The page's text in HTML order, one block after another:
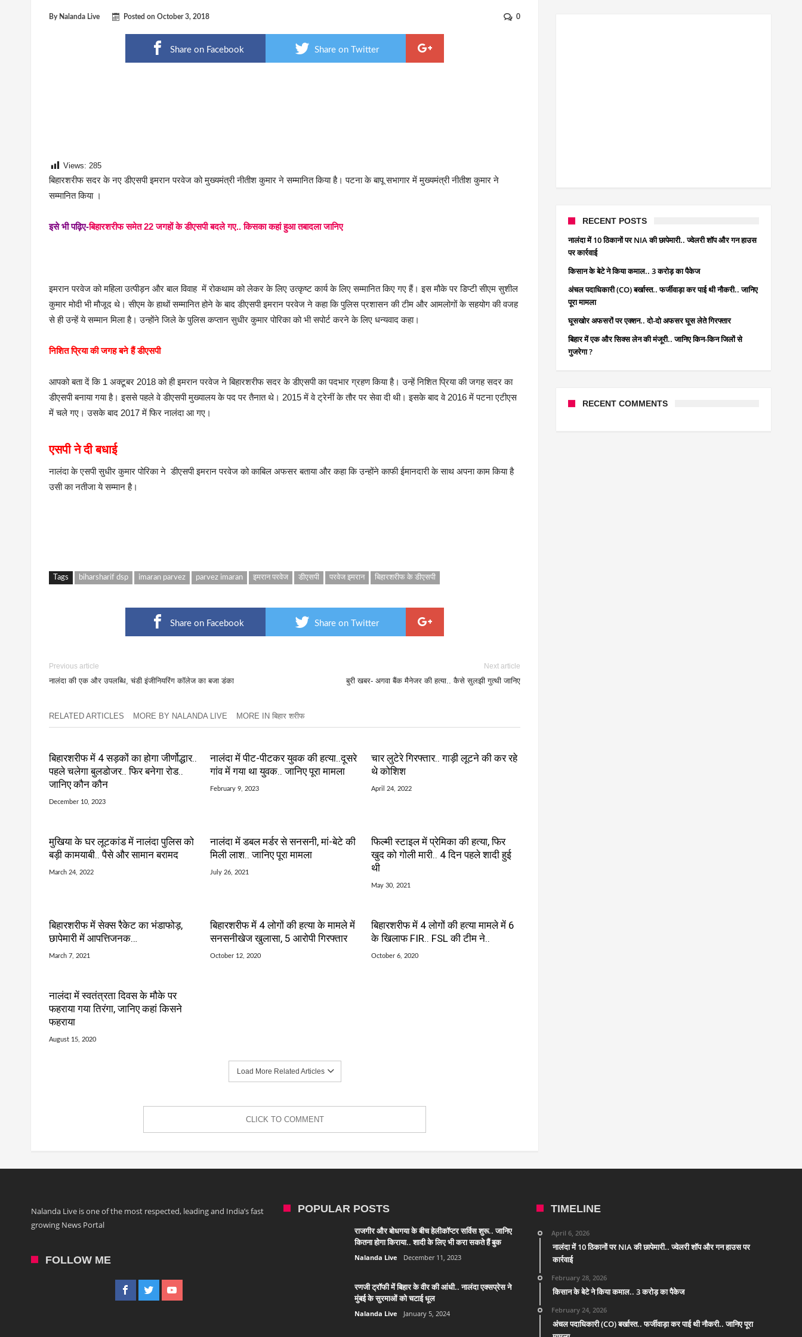
By Nalanda Live Posted on October 3, 2018 0
Share on Facebook Share on Twitter
Views: 285
बिहारशरीफ सदर के नए डीएसपी इमरान परवेज को मुख्यमंत्री नीतीश कुमार ने सम्मानित किया है। पटना के बापू सभागार में मुख्यमंत्री नीतीश कुमार ने
सम्मानित किया ।
इसे भी पढ़िए-बिहारशरीफ समेत 22 जगहों के डीएसपी बदले गए.. किसका कहां हुआ तबादला जानिए
इमरान परवेज को महिला उत्पीड़न और बाल विवाह में रोकथाम को लेकर के लिए उत्कृष्ट कार्य के लिए सम्मानित किए गए हैं। इस मौके पर डिप्टी सीएम सुशील
कुमार मोदी भी मौजूद थे। सीएम के हाथों सम्मानित होने के बाद डीएसपी इमरान परवेज ने कहा कि पुलिस प्रशासन की टीम और आमलोगों के सहयोग की वजह
से ही उन्हें ये सम्मान मिला है। उन्होंने जिले के पुलिस कप्तान सुधीर कुमार पोरिका को भी सपोर्ट करने के लिए धन्यवाद कहा।
निशित प्रिया की जगह बने हैं डीएसपी
आपको बता दें कि 1 अक्टूबर 2018 को ही इमरान परवेज ने बिहारशरीफ सदर के डीएसपी का पदभार ग्रहण किया है। उन्हें निशित प्रिया की जगह सदर का
डीएसपी बनाया गया है। इससे पहले वे डीएसपी मुख्यालय के पद पर तैनात थे। 2015 में वे ट्रेनीं के तौर पर सेवा दी थी। इसके बाद वे 2016 में पटना एटीएस
में चले गए। उसके बाद 2017 में फिर नालंदा आ गए।
एसपी ने दी बधाई
नालंदा के एसपी सुधीर कुमार पोरिका ने डीएसपी इमरान परवेज को काबिल अफसर बताया और कहा कि उन्होंने काफी ईमानदारी के साथ अपना काम किया है
उसी का नतीजा ये सम्मान है।
Tags biharsharif dsp imaran parvez parvez imaran इमरान परवेज डीएसपी परवेज इमरान बिहारशरीफ के डीएसपी
Share on Facebook Share on Twitter
Previous article
नालंदा की एक और उपलब्धि, चंडी इंजीनियरिंग कॉलेज का बजा डंका
Next article
बुरी खबर- अगवा बैंक मैनेजर की हत्या.. कैसे सुलझी गुत्थी जानिए
RELATED ARTICLES MORE BY NALANDA LIVE MORE IN बिहार शरीफ
बिहारशरीफ में 4 सड़कों का होगा जीर्णोद्धार..
पहले चलेगा बुलडोजर.. फिर बनेगा रोड..
जानिए कौन कौन
December 10, 2023
नालंदा में पीट-पीटकर युवक की हत्या..दूसरे
गांव में गया था युवक.. जानिए पूरा मामला
February 9, 2023
चार लुटेरे गिरफ्तार.. गाड़ी लूटने की कर रहे
थे कोशिश
April 24, 2022
मुखिया के घर लूटकांड में नालंदा पुलिस को
बड़ी कामयाबी.. पैसे और सामान बरामद
March 24, 2022
नालंदा में डबल मर्डर से सनसनी, मां-बेटे की
मिली लाश.. जानिए पूरा मामला
July 26, 2021
फिल्मी स्टाइल में प्रेमिका की हत्या, फिर
खुद को गोली मारी.. 4 दिन पहले शादी हुई
थी
May 30, 2021
बिहारशरीफ में सेक्स रैकेट का भंडाफोड़,
छापेमारी में आपत्तिजनक…
March 7, 2021
बिहारशरीफ में 4 लोगों की हत्या के मामले में
सनसनीखेज खुलासा, 5 आरोपी गिरफ्तार
October 12, 2020
बिहारशरीफ में 4 लोगों की हत्या मामले में 6
के खिलाफ FIR.. FSL की टीम ने..
October 6, 2020
नालंदा में स्वतंत्रता दिवस के मौके पर
फहराया गया तिरंगा, जानिए कहां किसने
फहराया
August 15, 2020
Load More Related Articles
CLICK TO COMMENT
RECENT POSTS
नालंदा में 10 ठिकानों पर NIA की छापेमारी.. ज्वेलरी शॉप और गन हाउस
पर कार्रवाई
किसान के बेटे ने किया कमाल.. 3 करोड़ का पैकेज
अंचल पदाधिकारी (CO) बर्खास्त.. फर्जीवाड़ा कर पाई थी नौकरी.. जानिए
पूरा मामला
घूसखोर अफसरों पर एक्शन.. दो-दो अफसर घूस लेते गिरफ्तार
बिहार में एक और सिक्स लेन की मंजूरी.. जानिए किन-किन जिलों से
गुजरेगा ?
RECENT COMMENTS
Nalanda Live is one of the most respected, leading and India’s fast
growing News Portal
FOLLOW ME
POPULAR POSTS
राजगीर और बोधगया के बीच हेलीकॉप्टर सर्विस शुरू.. जानिए
कितना होगा किराया.. शादी के लिए भी करा सकते हैं बुक
Nalanda Live December 11, 2023
रणजी ट्रॉफी में बिहार के वीर की आंधी.. नालंदा एक्सप्रेस ने
मुंबई के सुरमाओं को चटाई धूल
Nalanda Live January 5, 2024
TIMELINE
April 6, 2026
नालंदा में 10 ठिकानों पर NIA की छापेमारी.. ज्वेलरी शॉप और गन हाउस पर
कार्रवाई
February 28, 2026
किसान के बेटे ने किया कमाल.. 3 करोड़ का पैकेज
February 24, 2026
अंचल पदाधिकारी (CO) बर्खास्त.. फर्जीवाड़ा कर पाई थी नौकरी.. जानिए पूरा